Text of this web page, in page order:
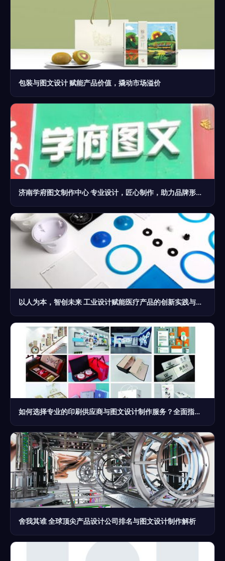
包装与图文设计 赋能产品价值，撬动市场溢价
济南学府图文制作中心 专业设计，匠心制作，助力品牌形象与信息传达
以人为本，智创未来 工业设计赋能医疗产品的创新实践与案例解析
如何选择专业的印刷供应商与图文设计制作服务？全面指南助您精准决策
舍我其谁 全球顶尖产品设计公司排名与图文设计制作解析